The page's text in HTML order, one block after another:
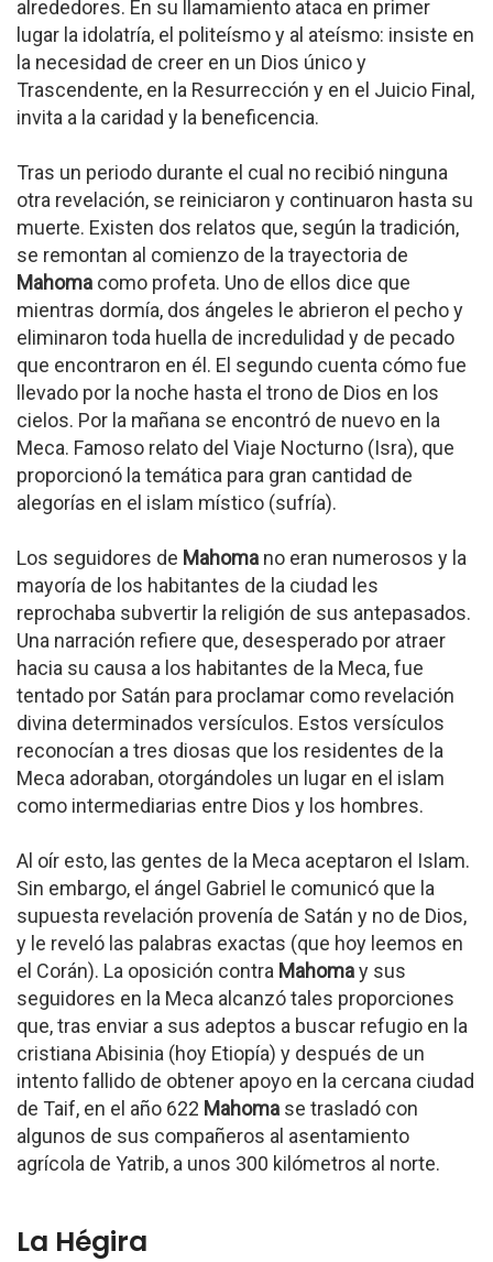
alrededores. En su llamamiento ataca en primer
lugar la idolatría, el politeísmo y al ateísmo: insiste en
la necesidad de creer en un Dios único y
Trascendente, en la Resurrección y en el Juicio Final,
invita a la caridad y la beneficencia.
Tras un periodo durante el cual no recibió ninguna
otra revelación, se reiniciaron y continuaron hasta su
muerte. Existen dos relatos que, según la tradición,
se remontan al comienzo de la trayectoria de
Mahoma como profeta. Uno de ellos dice que
mientras dormía, dos ángeles le abrieron el pecho y
eliminaron toda huella de incredulidad y de pecado
que encontraron en él. El segundo cuenta cómo fue
llevado por la noche hasta el trono de Dios en los
cielos. Por la mañana se encontró de nuevo en la
Meca. Famoso relato del Viaje Nocturno (Isra), que
proporcionó la temática para gran cantidad de
alegorías en el islam místico (sufría).
Los seguidores de Mahoma no eran numerosos y la
mayoría de los habitantes de la ciudad les
reprochaba subvertir la religión de sus antepasados.
Una narración refiere que, desesperado por atraer
hacia su causa a los habitantes de la Meca, fue
tentado por Satán para proclamar como revelación
divina determinados versículos. Estos versículos
reconocían a tres diosas que los residentes de la
Meca adoraban, otorgándoles un lugar en el islam
como intermediarias entre Dios y los hombres.
Al oír esto, las gentes de la Meca aceptaron el Islam.
Sin embargo, el ángel Gabriel le comunicó que la
supuesta revelación provenía de Satán y no de Dios,
y le reveló las palabras exactas (que hoy leemos en
el Corán). La oposición contra Mahomay sus
seguidores en la Meca alcanzó tales proporciones
que, tras enviar a sus adeptos a buscar refugio en la
cristiana Abisinia (hoy Etiopía) y después de un
intento fallido de obtener apoyo en la cercana ciudad
de Taif, en el año 622 Mahoma se trasladó con
algunos de sus compañeros al asentamiento
agrícola de Yatrib, a unos 300 kilómetros al norte.
La Hégira